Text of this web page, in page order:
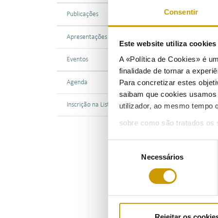
Consentir
Este website utiliza
A «Política de Cookies» é
finalidade de tornar a
Para concretizar estes
saibam que cookies
utilizador, ao mesmo tempo
sobre como são tratados
consentimento
Necessários
Publicações
Apresentações
Eventos
Agenda
Inscrição na Lista de Divulgação
27/
A
de
O
O
Os